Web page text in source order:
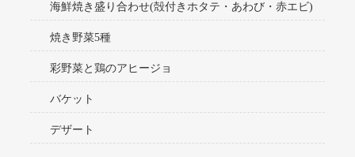
海鮮焼き盛り合わせ(殻付きホタテ・あわび・赤エビ)
焼き野菜5種
彩野菜と鶏のアヒージョ
バケット
デザート